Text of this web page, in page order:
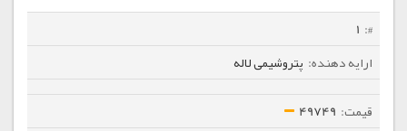
1
پتروشیمی لاله
49749